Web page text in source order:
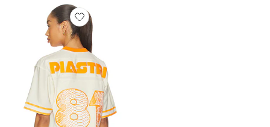
Favorite FLUIDE